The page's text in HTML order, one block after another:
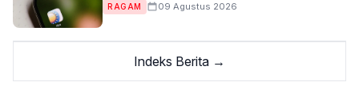
RAGAM 09 Agustus 2026
Indeks Berita →